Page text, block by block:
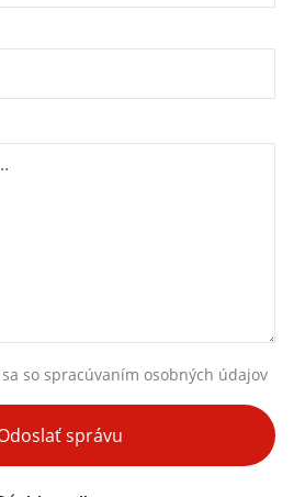
so spracúvaním osobných údajov
správu